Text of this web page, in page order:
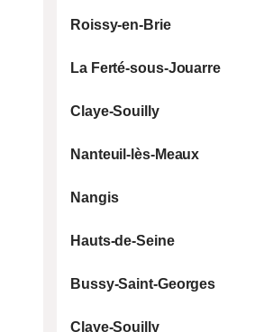
Roissy-en-Brie
La Ferté-sous-Jouarre
Claye-Souilly
Nanteuil-lès-Meaux
Nangis
Hauts-de-Seine
Bussy-Saint-Georges
Claye-Souilly